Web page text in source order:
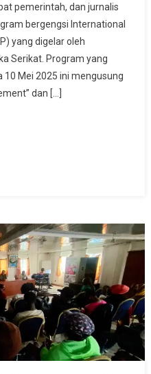
Belajar
Dari
Amerika
Serikat,
Dorong
Pengelolaan
pemerintah, dan jurnalis
bergengsi International
yang digelar oleh
Serikat. Program yang
10 Mei 2025 ini mengusung
dan […]